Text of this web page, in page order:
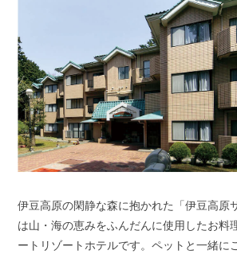
伊豆高原の閑静な森に抱かれた「伊豆高原
は山・海の恵みをふんだんに使用したお料
ートリゾートホテルです。ペットと一緒に